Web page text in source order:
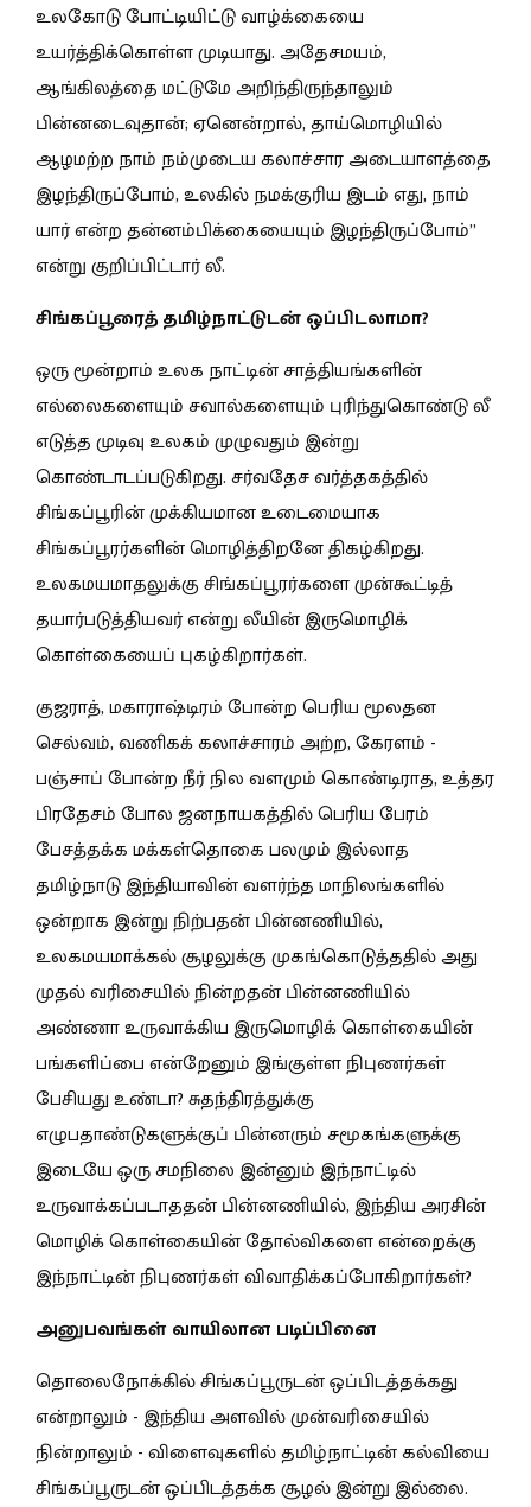
உலகோடு போட்டியிட்டு வாழ்க்கையை
உயர்த்திக்கொள்ள முடியாது. அதேசமயம்,
ஆங்கிலத்தை மட்டுமே அறிந்திருந்தாலும்
பின்னடைவுதான்; ஏனென்றால், தாய்மொழியில்
ஆழமற்ற நாம் நம்முடைய கலாச்சார அடையாளத்தை
இழந்திருப்போம், உலகில் நமக்குரிய இடம் எது, நாம்
யார் என்ற தன்னம்பிக்கையையும் இழந்திருப்போம்”
என்று குறிப்பிட்டார் லீ.
சிங்கப்பூரைத் தமிழ்நாட்டுடன் ஒப்பிடலாமா?
ஒரு மூன்றாம் உலக நாட்டின் சாத்தியங்களின்
எல்லைகளையும் சவால்களையும் புரிந்துகொண்டு லீ
எடுத்த முடிவு உலகம் முழுவதும் இன்று
கொண்டாடப்படுகிறது. சர்வதேச வர்த்தகத்தில்
சிங்கப்பூரின் முக்கியமான உடைமையாக
சிங்கப்பூரர்களின் மொழித்திறனே திகழ்கிறது.
உலகமயமாதலுக்கு சிங்கப்பூரர்களை முன்கூட்டித்
தயார்படுத்தியவர் என்று லீயின் இருமொழிக்
கொள்கையைப் புகழ்கிறார்கள்.
குஜராத், மகாராஷ்டிரம் போன்ற பெரிய மூலதன
செல்வம், வணிகக் கலாச்சாரம் அற்ற, கேரளம் -
பஞ்சாப் போன்ற நீர் நில வளமும் கொண்டிராத, உத்தர
பிரதேசம் போல ஜனநாயகத்தில் பெரிய பேரம்
பேசத்தக்க மக்கள்தொகை பலமும் இல்லாத
தமிழ்நாடு இந்தியாவின் வளர்ந்த மாநிலங்களில்
ஒன்றாக இன்று நிற்பதன் பின்னணியில்,
உலகமயமாக்கல் சூழலுக்கு முகங்கொடுத்ததில் அது
முதல் வரிசையில் நின்றதன் பின்னணியில்
அண்ணா உருவாக்கிய இருமொழிக் கொள்கையின்
பங்களிப்பை என்றேனும் இங்குள்ள நிபுணர்கள்
பேசியது உண்டா? சுதந்திரத்துக்கு
எழுபதாண்டுகளுக்குப் பின்னரும் சமூகங்களுக்கு
இடையே ஒரு சமநிலை இன்னும் இந்நாட்டில்
உருவாக்கப்படாததன் பின்னணியில், இந்திய அரசின்
மொழிக் கொள்கையின் தோல்விகளை என்றைக்கு
இந்நாட்டின் நிபுணர்கள் விவாதிக்கப்போகிறார்கள்?
அனுபவங்கள் வாயிலான படிப்பினை
தொலைநோக்கில் சிங்கப்பூருடன் ஒப்பிடத்தக்கது
என்றாலும் - இந்திய அளவில் முன்வரிசையில்
நின்றாலும் - விளைவுகளில் தமிழ்நாட்டின் கல்வியை
சிங்கப்பூருடன் ஒப்பிடத்தக்க சூழல் இன்று இல்லை.